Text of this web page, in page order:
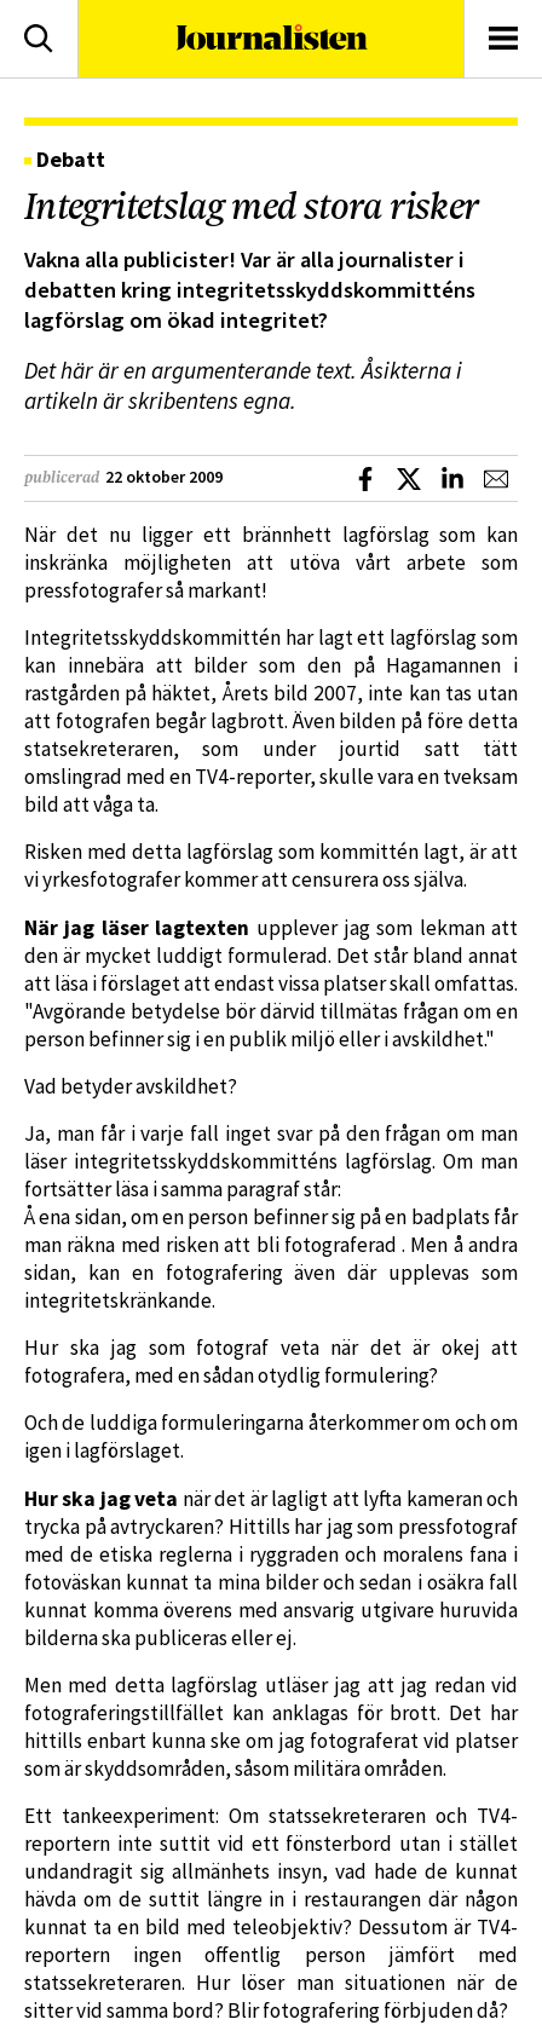
Sök
Debatt
Integritetslag med stora risker
Vakna alla publicister! Var är alla journalister i
debatten kring integritetsskyddskommitténs
lagförslag om ökad integritet?
Det här är en argumenterande text. Åsikterna i
artikeln är skribentens egna.
publicerad 22 oktober 2009 Dela på Facebook
Dela på XDela på
När det nu ligger ett brännhett lagförslag som kan
inskränka möjligheten att utöva vårt arbete som
pressfotografer så markant!
Integritetsskyddskommittén har lagt ett lagförslag som
kan innebära att bilder som den på Hagamannen i
rastgården på häktet, Årets bild 2007, inte kan tas utan
att fotografen begår lagbrott. Även bilden på före detta
statsekreteraren, som under jourtid satt tätt
omslingrad med en TV4-reporter, skulle vara en tveksam
bild att våga ta.
Risken med detta lagförslag som kommittén lagt, är att
vi yrkesfotografer kommer att censurera oss själva.
När jag läser lagtexten upplever jag som lekman att
den är mycket luddigt formulerad. Det står bland annat
att läsa i förslaget att endast vissa platser skall omfattas.
"Avgörande betydelse bör därvid tillmätas frågan om en
person befinner sig i en publik miljö eller i avskildhet."
Vad betyder avskildhet?
Ja, man får i varje fall inget svar på den frågan om man
läser integritetsskyddskommitténs lagförslag. Om man
fortsätter läsa i samma paragraf står:
Å ena sidan, om en person befinner sig på en badplats får
man räkna med risken att bli fotograferad . Men å andra
sidan, kan en fotografering även där upplevas som
integritetskränkande.
Hur ska jag som fotograf veta när det är okej att
fotografera, med en sådan otydlig formulering?
Och de luddiga formuleringarna återkommer om och om
igen i lagförslaget.
Hur ska jag veta när det är lagligt att lyfta kameran och
trycka på avtryckaren? Hittills har jag som pressfotograf
med de etiska reglerna i ryggraden och moralens fana i
fotoväskan kunnat ta mina bilder och sedan i osäkra fall
kunnat komma överens med ansvarig utgivare huruvida
bilderna ska publiceras eller ej.
Men med detta lagförslag utläser jag att jag redan vid
fotograferingstillfället kan anklagas för brott. Det har
hittills enbart kunna ske om jag fotograferat vid platser
som är skyddsområden, såsom militära områden.
Ett tankeexperiment: Om statssekreteraren och TV4-
reportern inte suttit vid ett fönsterbord utan i stället
undandragit sig allmänhets insyn, vad hade de kunnat
hävda om de suttit längre in i restaurangen där någon
kunnat ta en bild med teleobjektiv? Dessutom är TV4-
reportern ingen offentlig person jämfört med
statssekreteraren. Hur löser man situationen när de
sitter vid samma bord? Blir fotografering förbjuden då?